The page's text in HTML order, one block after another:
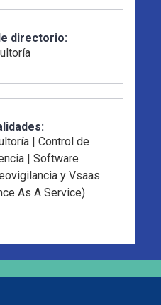
directorio:
| Control de
| Software
y Vsaas
As A Service)